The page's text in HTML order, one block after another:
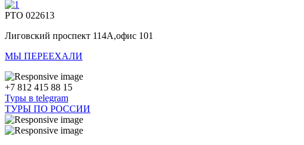
РТО 022613
Лиговский проспект 114А,офис 101
МЫ ПЕРЕЕХАЛИ
+7 812 415 88 15
Туры в telegram
ТУРЫ ПО РОССИИ